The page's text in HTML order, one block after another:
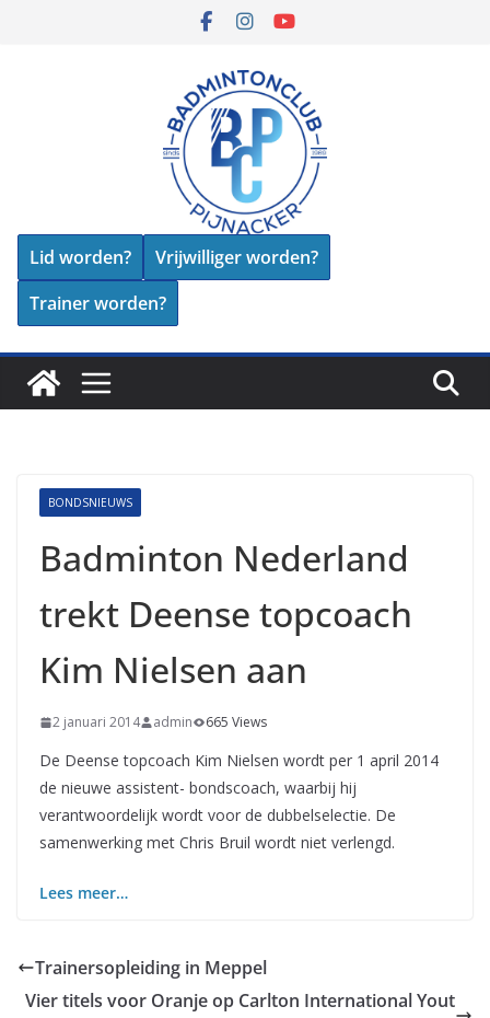
Lid worden?
Vrijwilliger worden?
Trainer worden?
BONDSNIEUWS
Badminton Nederland
trekt Deense topcoach
Kim Nielsen aan
2 januari 2014 admin 665 Views
De Deense topcoach Kim Nielsen wordt per 1 april 2014
de nieuwe assistent- bondscoach, waarbij hij
verantwoordelijk wordt voor de dubbelselectie. De
samenwerking met Chris Bruil wordt niet verlengd.
Lees meer…
Trainersopleiding in Meppel
Vier titels voor Oranje op Carlton International Yout